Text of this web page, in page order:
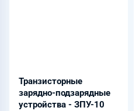
Транзисторные
зарядно-подзарядные
устройства - ЗПУ-10